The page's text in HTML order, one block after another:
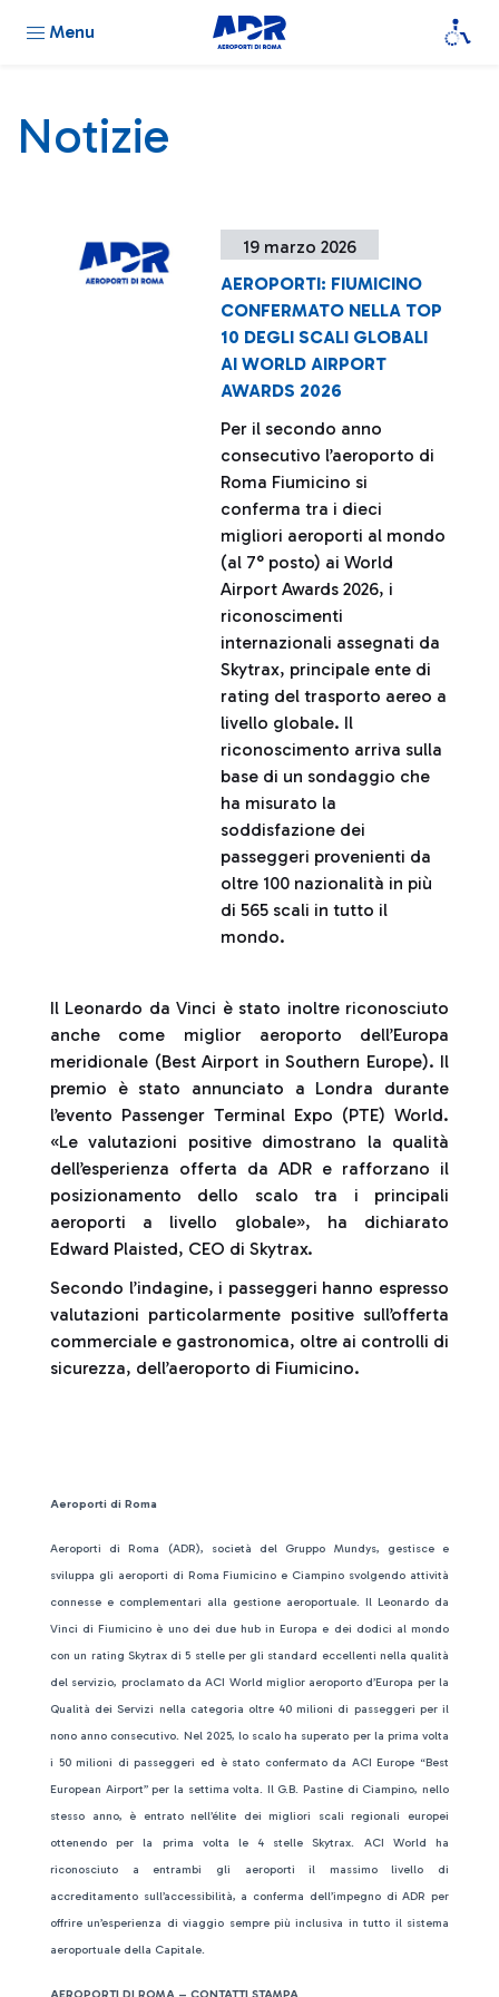
Menu
Notizie
19 marzo 2026
AEROPORTI: FIUMICINO
CONFERMATO NELLA TOP
10 DEGLI SCALI GLOBALI
AI WORLD AIRPORT
AWARDS 2026
Per il secondo anno
consecutivo l’aeroporto di
Roma Fiumicino si
conferma tra i dieci
migliori aeroporti al mondo
(al 7° posto) ai World
Airport Awards 2026, i
riconoscimenti
internazionali assegnati da
Skytrax, principale ente di
rating del trasporto aereo a
livello globale. Il
riconoscimento arriva sulla
base di un sondaggio che
ha misurato la
soddisfazione dei
passeggeri provenienti da
oltre 100 nazionalità in più
di 565 scali in tutto il
mondo.
Il Leonardo da Vinci è stato inoltre riconosciuto
anche come miglior aeroporto dell’Europa
meridionale (Best Airport in Southern Europe). Il
premio è stato annunciato a Londra durante
l’evento Passenger Terminal Expo (PTE) World.
«Le valutazioni positive dimostrano la qualità
dell’esperienza offerta da ADR e rafforzano il
posizionamento dello scalo tra i principali
aeroporti a livello globale», ha dichiarato
Edward Plaisted, CEO di Skytrax.
Secondo l’indagine, i passeggeri hanno espresso
valutazioni particolarmente positive sull’offerta
commerciale e gastronomica, oltre ai controlli di
sicurezza, dell’aeroporto di Fiumicino.
Aeroporti di Roma
Aeroporti di Roma (ADR), società del Gruppo Mundys, gestisce e
sviluppa gli aeroporti di Roma Fiumicino e Ciampino svolgendo attività
connesse e complementari alla gestione aeroportuale. Il Leonardo da
Vinci di Fiumicino è uno dei due hub in Europa e dei dodici al mondo
con un rating Skytrax di 5 stelle per gli standard eccellenti nella qualità
del servizio, proclamato da ACI World miglior aeroporto d’Europa per la
Qualità dei Servizi nella categoria oltre 40 milioni di passeggeri per il
nono anno consecutivo. Nel 2025, lo scalo ha superato per la prima volta
i 50 milioni di passeggeri ed è stato confermato da ACI Europe “Best
European Airport” per la settima volta. Il G.B. Pastine di Ciampino, nello
stesso anno, è entrato nell’élite dei migliori scali regionali europei
ottenendo per la prima volta le 4 stelle Skytrax. ACI World ha
riconosciuto a entrambi gli aeroporti il massimo livello di
accreditamento sull’accessibilità, a conferma dell’impegno di ADR per
offrire un’esperienza di viaggio sempre più inclusiva in tutto il sistema
aeroportuale della Capitale.